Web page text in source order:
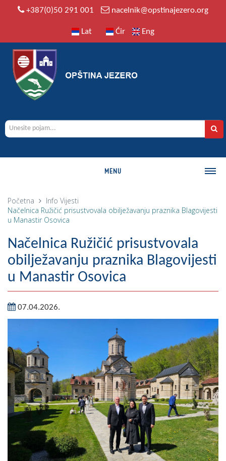
+387(0)50 291 001 nacelnik@opstinajezero.org
Lat Ćir Eng
MENU
Istorija
Geografija
Naseljena mjesta
Fotogalerija
NAČELNIK
O Načelniku
Zamjenik načelnika
Izvještaj o radu načelnika
SKUPŠTINA
Statut Opštine
Početna Info Vijesti
Načelnica Ružičić prisustvovala obilježavanju praznika Blagovijesti
u Manastir Osovica
Načelnica Ružičić prisustvovala
obilježavanju praznika Blagovijesti
u Manastir Osovica
07.04.2026.